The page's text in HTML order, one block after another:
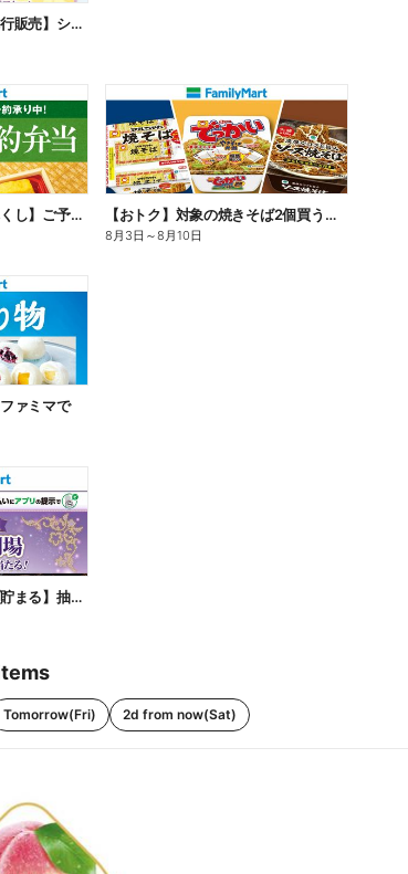
【ファミマオンライン先行販売】シルバニアファミリー
【旨さ格別、こだわり尽くし】ご予約弁当 【おトク】対象の焼きそば2個買うと100円引き!
8月3日 ～8月10日
ァミマで
【ファミペイでスタンプ貯まる】抽選でペアチケットが当たる!
Tomorrow(Fri) 2d from now(Sat)